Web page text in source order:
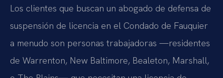
Los clientes que buscan un abogado de defensa de
suspensión de licencia en el Condado de Fauquier
a menudo son personas trabajadoras —residentes
de Warrenton, New Baltimore, Bealeton, Marshall,